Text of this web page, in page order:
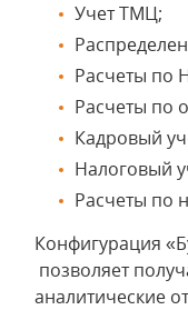
Учет ТМЦ;
Расчеты по
Расчеты по
Кадровый
Налоговый
Расчеты по
Конфигурация
позволяет
аналитические